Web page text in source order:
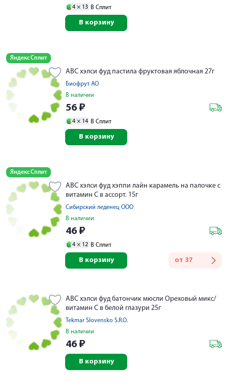
4 × 13 В Сплит
В корзину
Яндекс Сплит
АВС хэлси фуд пастила фруктовая яблочная 27г
Биофрут АО
В наличии
56 ₽
4 × 14 В Сплит
В корзину
Яндекс Сплит
АВС хэлси фуд хэппи лайн карамель на палочке с
витамин C в ассорт. 15г
Сибирский леденец ООО
В наличии
46 ₽
4 × 12 В Сплит
от 37
В корзину
АВС хэлси фуд батончик мюсли Ореховый микс/
витамин С в белой глазури 25г
Tekmar Slovensko S.R.O.
В наличии
46 ₽
В корзину